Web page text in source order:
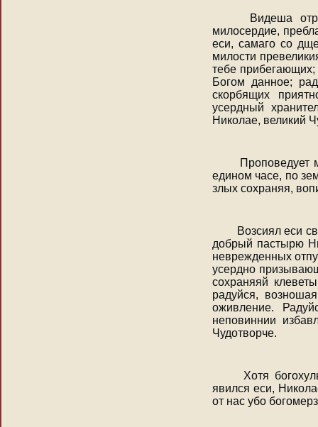
Видеша
милосердие,
еси, самаго со
милости
тебе
Богом данное;
скорбящих
усердный
Николае, великий
Проповедует
едином часе, по
злых сохраняя,
Возсиял еси
добрый пастырю
неврежденных
усердно
сохраняяй
радуйся,
оживление.
неповиннии
Чудотворче.
Хотя
явился еси,
от нас убо